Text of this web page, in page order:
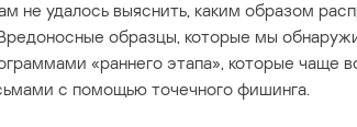
не удалось выяснить, каким образом
образцы, которые мы
«раннего этапа», которые чаще
с помощью точечного фишинга.